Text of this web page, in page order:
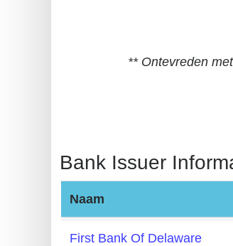
Generator
Card
Validator
Credit
Card
Generator
** Ontevreden
Bank Issuer
Naam
First Bank Of Delaware